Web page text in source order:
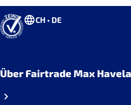
CH • DE
Über Fairtrade Max